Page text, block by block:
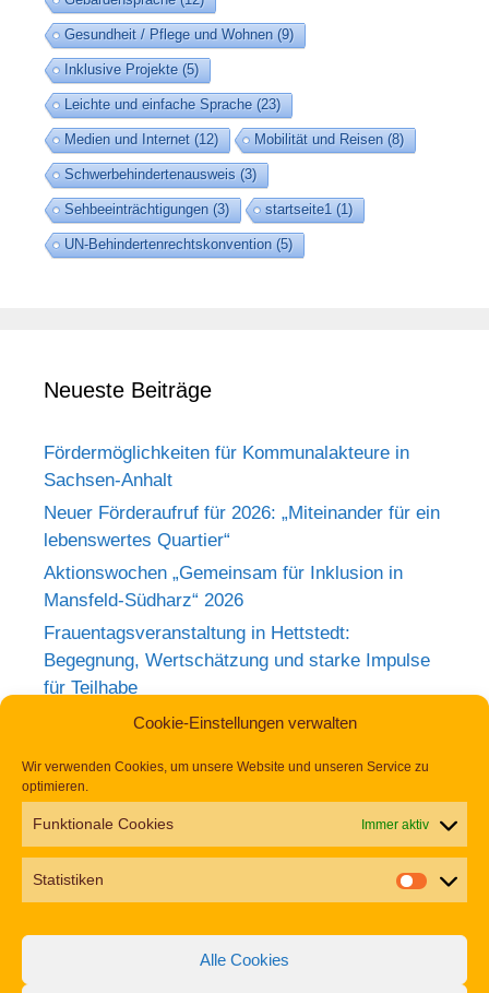
Cookie-Einstellungen verwalten
Wir verwenden Cookies, um unsere Website und unseren Service zu
optimieren.
Funktionale Cookies Immer aktiv
Statistiken
Alle Cookies
Gesundheit / Pflege und Wohnen (9)
Inklusive Projekte (5)
Leichte und einfache Sprache (23)
Medien und Internet (12) Mobilität und Reisen (8)
Schwerbehindertenausweis (3)
Sehbeeinträchtigungen (3) startseite1 (1)
UN-Behindertenrechtskonvention (5)
Neueste Beiträge
Fördermöglichkeiten für Kommunalakteure in
Sachsen-Anhalt
Neuer Förderaufruf für 2026: „Miteinander für ein
lebenswertes Quartier“
Aktionswochen „Gemeinsam für Inklusion in
Mansfeld-Südharz“ 2026
Frauentagsveranstaltung in Hettstedt:
Begegnung, Wertschätzung und starke Impulse
für Teilhabe
Rückblick zum Weltkrebstag im Europa-
Tag der Begegnung 2026 – Jetzt anmelden und
dabei sein!
Aufruf zu den Aktionswochen „Gemeinsam für